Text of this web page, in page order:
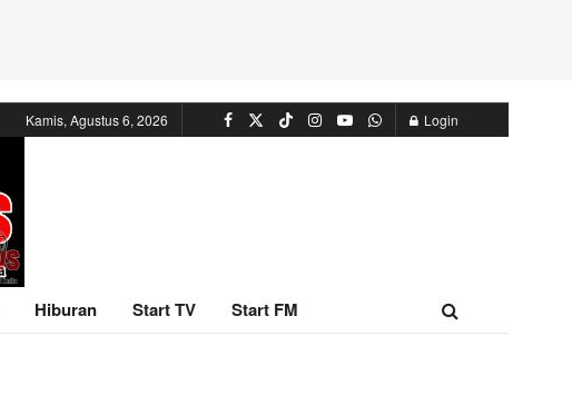
Kamis, Agustus 6, 2026 Login
Hiburan Start TV Start FM